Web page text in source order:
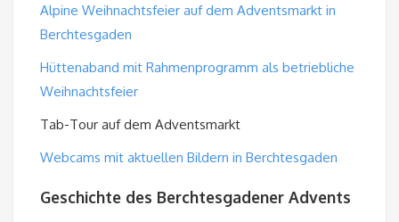
Alpine Weihnachtsfeier auf dem Adventsmarkt in
Berchtesgaden
Hüttenaband mit Rahmenprogramm als betriebliche
Weihnachtsfeier
Tab-Tour auf dem Adventsmarkt
Webcams mit aktuellen Bildern in Berchtesgaden
Geschichte des Berchtesgadener Advents